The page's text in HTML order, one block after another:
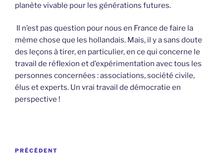
planète vivable pour les générations futures.
Il n’est pas question pour nous en France de faire la
même chose que les hollandais. Mais, il y a sans doute
des leçons à tirer, en particulier, en ce qui concerne le
travail de réflexion et d’expérimentation avec tous les
personnes concernées : associations, société civile,
élus et experts. Un vrai travail de démocratie en
perspective !
Navigation
Article
PRÉCÉDENT